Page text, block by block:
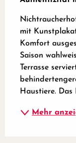
mit
Komfort
Saison
Terrasse
Haustiere. Das
Mehr